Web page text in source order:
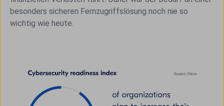
besonders sicheren Fernzugriffslösung noch nie so
wichtig wie heute.